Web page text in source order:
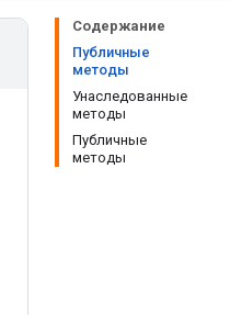
Содержание
Публичные
методы
Унаследованные
методы
Публичные
методы